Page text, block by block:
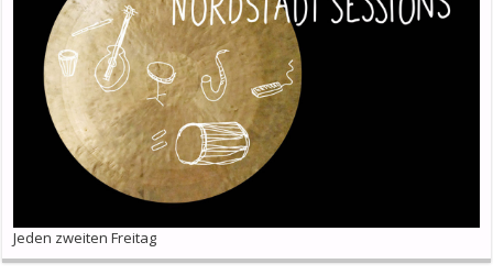
Jeden zweiten Freitag